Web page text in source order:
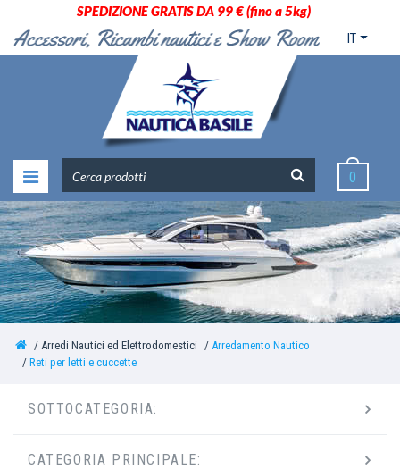
SPEDIZIONE GRATIS DA 99 € (fino a 5kg)
IT
0
Arredi Nautici ed Elettrodomestici
Arredamento Nautico
Reti per letti e cuccette
SOTTOCATEGORIA:
CATEGORIA PRINCIPALE: